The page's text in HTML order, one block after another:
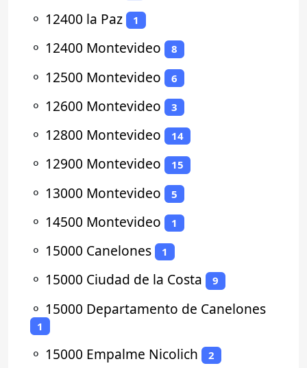
⚬ 12400 la Paz 1
⚬ 12400 Montevideo 8
⚬ 12500 Montevideo 6
⚬ 12600 Montevideo 3
⚬ 12800 Montevideo 14
⚬ 12900 Montevideo 15
⚬ 13000 Montevideo 5
⚬ 14500 Montevideo 1
⚬ 15000 Canelones 1
⚬ 15000 Ciudad de la Costa 9
⚬ 15000 Departamento de Canelones
1
⚬ 15000 Empalme Nicolich 2